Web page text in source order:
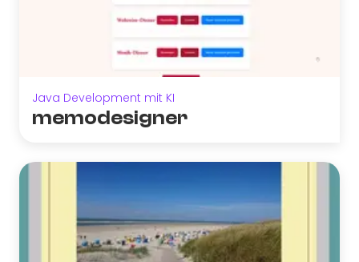
Java Development mit KI
memodesigner